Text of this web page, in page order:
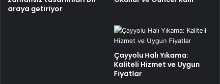
araya getiriyor
Çayyolu Halı Yıkama:
Kaliteli Hizmet ve Uygun
Fiyatlar